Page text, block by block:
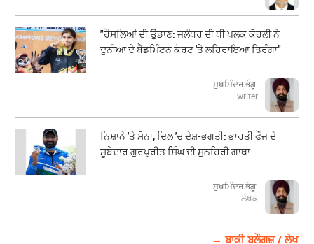
"ਹੌਸਲਿਆਂ ਦੀ ਉਡਾਣ: ਜਲੰਧਰ ਦੀ ਧੀ ਪਲਕ ਕੋਹਲੀ ਨੇ
ਦੁਨੀਆ ਦੇ ਬੈਡਮਿੰਟਨ ਕੋਰਟ 'ਤੇ ਲਹਿਰਾਇਆ ਤਿਰੰਗਾ"
ਸੁਖਮਿੰਦਰ ਭੰਗੂ
writer
ਨਿਸ਼ਾਨੇ 'ਤੇ ਸੋਨਾ, ਦਿਲ 'ਚ ਦੇਸ਼-ਭਗਤੀ: ਭਾਰਤੀ ਫੌਜ ਦੇ
ਸੂਬੇਦਾਰ ਗੁਰਪ੍ਰੀਤ ਸਿੰਘ ਦੀ ਸੁਨਹਿਰੀ ਗਾਥਾ
ਸੁਖਮਿੰਦਰ ਭੰਗੂ
ਲੇਖਕ
→ ਬਾਕੀ ਬਲੌਗਜ਼ / ਲੇਖ